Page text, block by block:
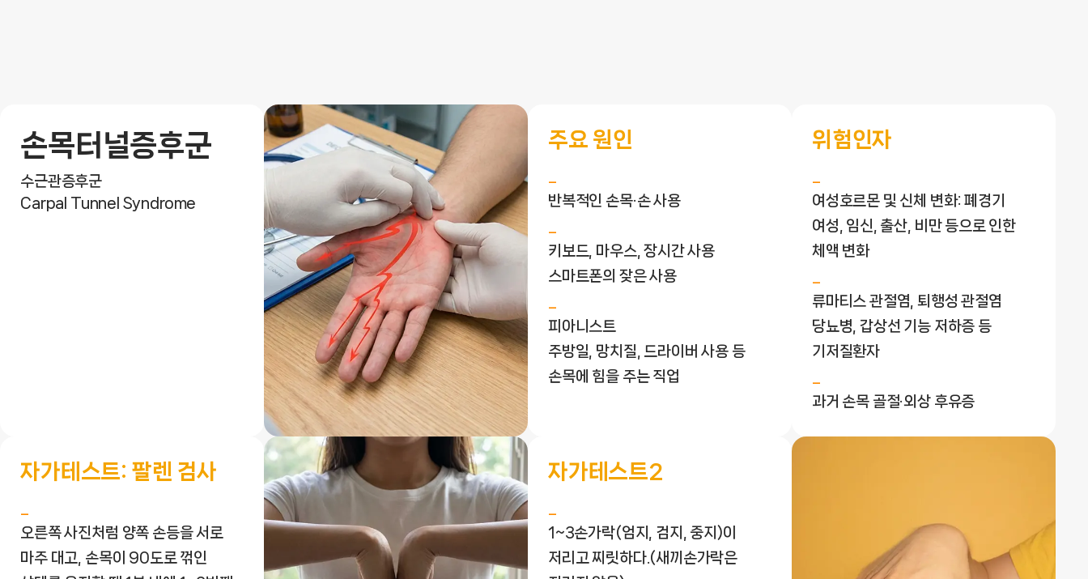
손목터널증후군
수근관증후군
Carpal Tunnel Syndrome
주요 원인
반복적인 손목·손 사용
키보드, 마우스, 장시간 사용
스마트폰의 잦은 사용
피아니스트
주방일, 망치질, 드라이버 사용 등
손목에 힘을 주는 직업
위험인자
여성호르몬 및 신체 변화: 폐경기
여성, 임신, 출산, 비만 등으로 인한
체액 변화
류마티스 관절염, 퇴행성 관절염
당뇨병, 갑상선 기능 저하증 등
기저질환자
과거 손목 골절·외상 후유증
자가테스트: 팔렌 검사
오른쪽 사진처럼 양쪽 손등을 서로
마주 대고, 손목이 90도로 꺾인
자가테스트2
1~3손가락(엄지, 검지, 중지)이
저리고 찌릿하다.(새끼손가락은